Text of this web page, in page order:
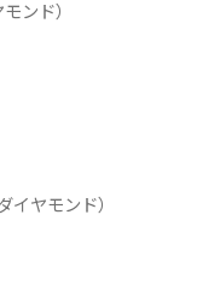
ンド）
ヤモンド）